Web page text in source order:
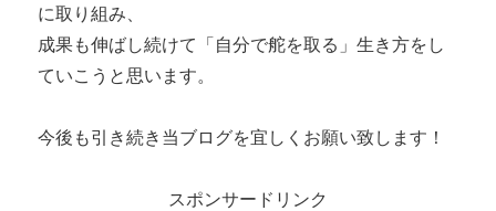
に取り組み、
成果も伸ばし続けて「自分で舵を取る」生き方をし
ていこうと思います。
今後も引き続き当ブログを宜しくお願い致します！
スポンサードリンク